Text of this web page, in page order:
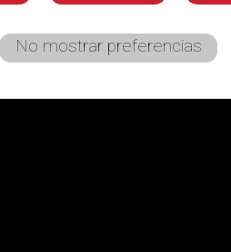
No mostrar preferencias